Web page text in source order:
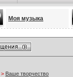
Моя музыка
> Ваше творчество